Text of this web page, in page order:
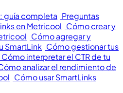
guía completa Preguntas
en Metricool Cómo crear y
Cómo agregar y
SmartLink Cómo gestionar tus
Cómo interpretar el CTR de tu
analizar el rendimiento de
Cómo usar SmartLinks